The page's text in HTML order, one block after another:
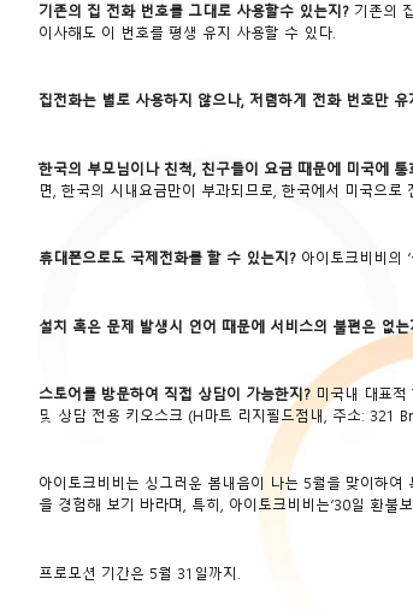
기존의 집 전화 번호를 그대로 사용할수 있는지? 기존의
이사해도 이 번호를 평생 유지 사용할 수 있다.
집전화는 별로 사용하지 않으나, 저렴하게 전화 번호만
한국의 부모님이나 친척, 친구들이 요금 때문에 미국에
면, 한국의 시내요금만이 부과되므로, 한국에서 미국으
휴대폰으로도 국제전화를 할 수 있는지? 아이토크비비의
설치 혹은 문제 발생시 언어 때문에 서비스의 불편은 없
스토어를 방문하여 직접 상담이 가능한지? 미국내 대표
및 상담 전용 키오스크 (H마트 리지필드점내, 주소: 321
아이토크비비는 싱그러운 봄내음이 나는 5월을 맞이하
을 경험해 보기 바라며, 특히, 아이토크비비는’30일 환불
프로모션 기간은 5월 31일까지.